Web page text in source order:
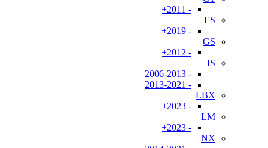
- 2011+
ES
- 2019+
GS
- 2012+
IS
- 2006-2013
- 2013-2021
LBX
- 2023+
LM
- 2023+
NX